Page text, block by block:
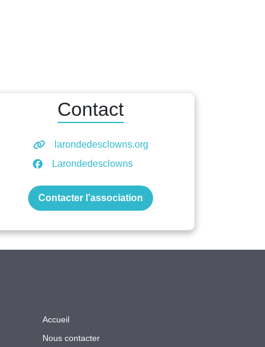
Contact
larondedesclowns.org
Larondedesclowns
Contacter l’association
Accueil
Nous contacter